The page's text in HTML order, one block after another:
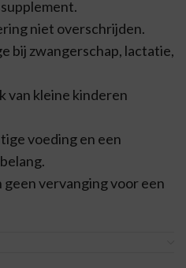
niet overschrijden.
bij zwangerschap, lactatie,
van kleine kinderen
voeding en een
vervanging voor een